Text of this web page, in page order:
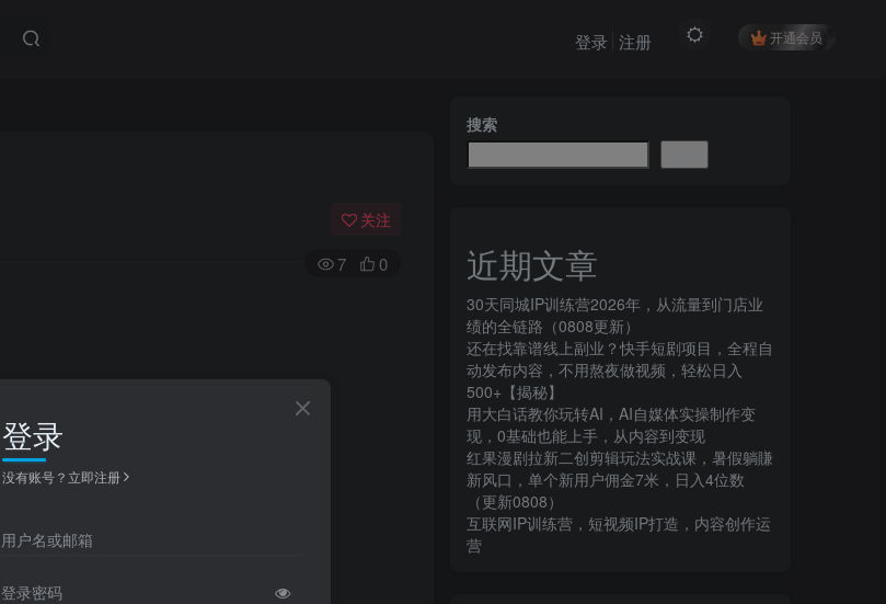
开通会员
登录 注册
关注
7 0
搜索
近期文章
30天同城IP训练营2026年，从流量到门店业
绩的全链路（0808更新）
还在找靠谱线上副业？快手短剧项目，全程自
动发布内容，不用熬夜做视频，轻松日入
500+【揭秘】
用大白话教你玩转AI，AI自媒体实操制作变
现，0基础也能上手，从内容到变现
红果漫剧拉新二创剪辑玩法实战课，暑假躺賺
新风口，单个新用户佣金7米，日入4位数
（更新0808）
互联网IP训练营，短视频IP打造，内容创作运
营
登录
没有账号？立即注册
用户名或邮箱
登录密码